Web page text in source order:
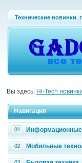
Технические новинки
Вы здесь: Hi-Tech
Навигация
Информационные
Мобильные